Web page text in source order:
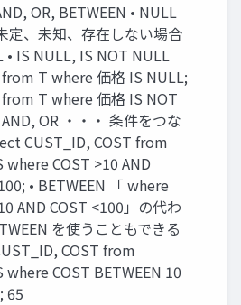
OR, BETWEEN • NULL
定、未知、存在しない場合
• IS NULL, IS NOT NULL
T where 価格 IS NULL;
T where 価格 IS NOT
OR ・・・ 条件をつな
CUST_ID, COST from
where COST >10 AND
• BETWEEN 「 where
AND COST <100」の代わ
を使うこともできる
COST from
where COST BETWEEN 10
65